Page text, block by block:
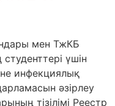
мен ТжКБ
үшін
инфекциялық
әзірлеу
тізілімі Реестр